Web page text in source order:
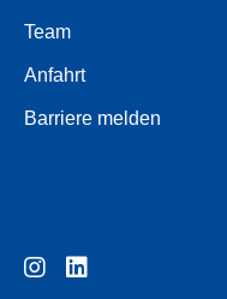
Team
Anfahrt
Barriere melden